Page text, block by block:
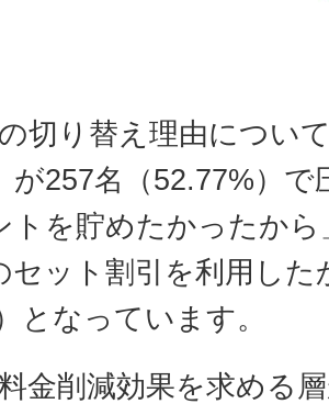
切り替え理由につい
が257名（52.77%）
トを貯めたかったか
セット割引を利用した
となっています。
金削減効果を求める